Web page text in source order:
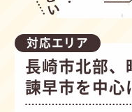
対応エリア
長崎市北部、
諫早市を中心